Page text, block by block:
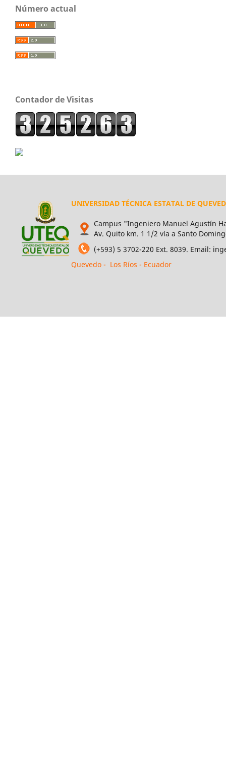
Número actual
Contador de Visitas
UNIVERSIDAD TÉCNICA ESTATAL DE
Campus "Ingeniero Manuel Agustín
Av. Quito km. 1 1/2 vía a Santo
(+593) 5 3702-220 Ext. 8039. Email:
Quevedo - Los Ríos - Ecuador